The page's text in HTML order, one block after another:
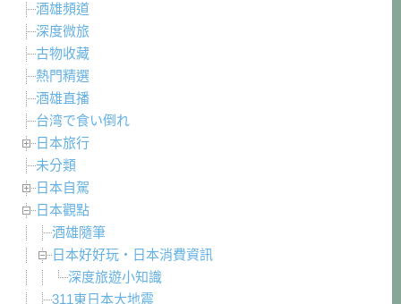
酒雄頻道
深度微旅
古物收藏
熱門精選
酒雄直播
台湾で食い倒れ
日本旅行
未分類
日本自駕
日本觀點
酒雄隨筆
日本好好玩・日本消費資訊
深度旅遊小知識
311東日本大地震